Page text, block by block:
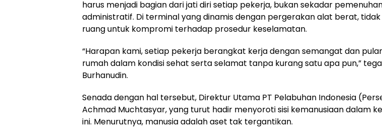
harus menjadi bagian dari jati diri setiap pekerja, bukan sekadar
administratif. Di terminal yang dinamis dengan pergerakan alat berat,
ruang untuk kompromi terhadap prosedur keselamatan.
“Harapan kami, setiap pekerja berangkat kerja dengan semangat dan
rumah dalam kondisi sehat serta selamat tanpa kurang satu apa pun,”
Burhanudin.
Senada dengan hal tersebut, Direktur Utama PT Pelabuhan Indonesia
Achmad Muchtasyar, yang turut hadir menyoroti sisi kemanusiaan dalam
ini. Menurutnya, manusia adalah aset tak tergantikan.